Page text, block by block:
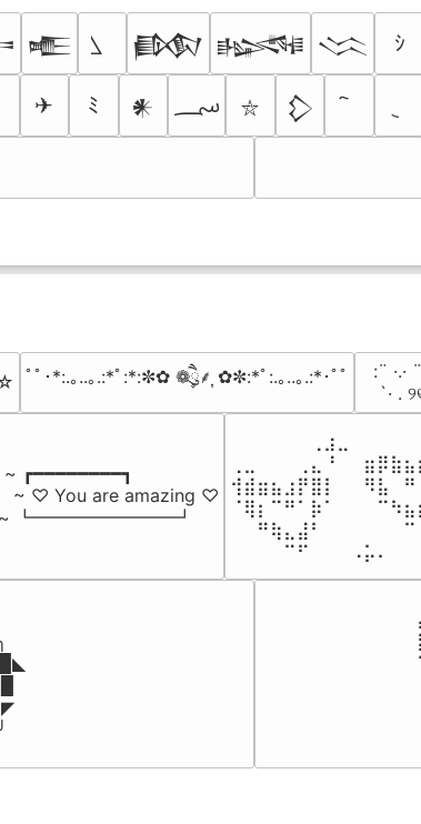
𒍫 𒁃 𒈙 𒈱 ｼ
✈ ﾐ 𒀭 ؄ ⛥ 𒁷
ﾟﾟ･*:.｡..｡.:*ﾟ:*:✼✿ ❁ཻུ۪۪⸙͎ ✿✼:*ﾟ:.｡..｡.:*･ﾟﾟ
⠀:¨ ·.·
⠀ `· .
┏━━━━━━━━┓
~ ♡ You are amazing ♡
~ ┗━━━━━━━━┛